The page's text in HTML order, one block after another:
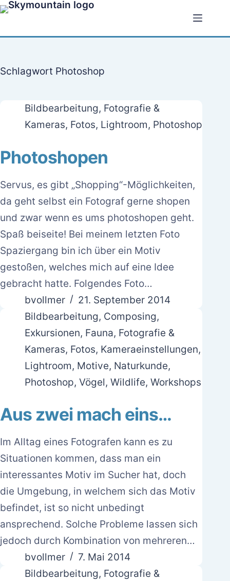
Zum
springen
Schlagwort Photoshop
Bildbearbeitung, Fotografie &
Kameras, Fotos, Lightroom, Photoshop
Photoshopen
Servus, es gibt „Shopping“-Möglichkeiten,
da geht selbst ein Fotograf gerne shopen
und zwar wenn es ums photoshopen geht.
Spaß beiseite! Bei meinem letzten Foto
Spaziergang bin ich über ein Motiv
gestoßen, welches mich auf eine Idee
gebracht hatte. Folgendes Foto…
bvollmer
21. September 2014
Bildbearbeitung, Composing,
Exkursionen, Fauna, Fotografie &
Kameras, Fotos, Kameraeinstellungen,
Lightroom, Motive, Naturkunde,
Photoshop, Vögel, Wildlife, Workshops
Aus zwei mach eins…
Im Alltag eines Fotografen kann es zu
Situationen kommen, dass man ein
interessantes Motiv im Sucher hat, doch
die Umgebung, in welchem sich das Motiv
befindet, ist so nicht unbedingt
ansprechend. Solche Probleme lassen sich
jedoch durch Kombination von mehreren…
bvollmer
7. Mai 2014
Bildbearbeitung, Fotografie &